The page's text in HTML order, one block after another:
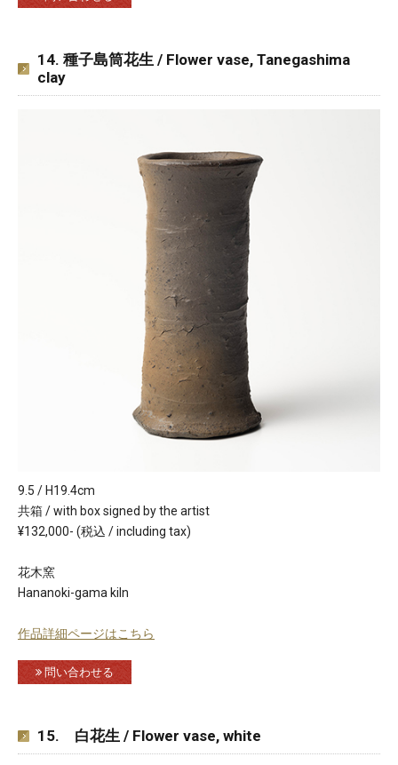
14. 種子島筒花生 / Flower vase, Tanegashima
clay
9.5 / H19.4cm
共箱 / with box signed by the artist
¥132,000- (税込 / including tax)
花木窯
Hananoki-gama kiln
作品詳細ページはこちら
問い合わせる
15. 白花生 / Flower vase, white